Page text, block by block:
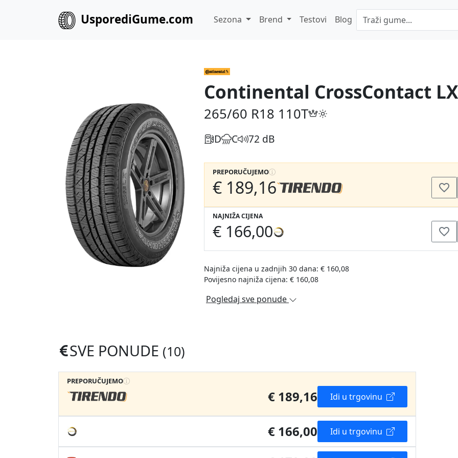
UsporediGume.com Sezona Brend Testovi Blog
Continental CrossContact LX
265/60 R18 110T
D C 72 dB
PREPORUČUJEMO
€ 189,16
NAJNIŽA CIJENA
€ 166,00
Najniža cijena u zadnjih 30 dana: € 160,08
Povijesno najniža cijena: € 160,08
Pogledaj sve ponude
SVE PONUDE (10)
PREPORUČUJEMO
€ 189,16 Idi u trgovinu
€ 166,00 Idi u trgovinu